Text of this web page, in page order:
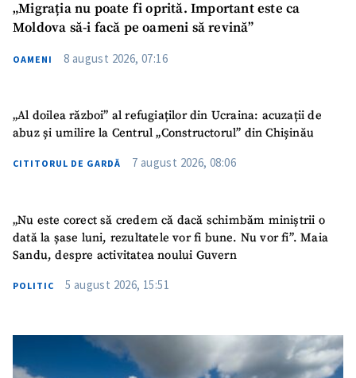
„Migrația nu poate fi oprită. Important este ca
Moldova să-i facă pe oameni să revină”
OAMENI 8 august 2026, 07:16
„Al doilea război” al refugiaților din Ucraina: acuzații de
abuz și umilire la Centrul „Constructorul” din Chișinău
CITITORUL DE GARDĂ 7 august 2026, 08:06
„Nu este corect să credem că dacă schimbăm miniștrii o
dată la șase luni, rezultatele vor fi bune. Nu vor fi”. Maia
Sandu, despre activitatea noului Guvern
POLITIC 5 august 2026, 15:51
Am citit și sunt de
confidențialitate.